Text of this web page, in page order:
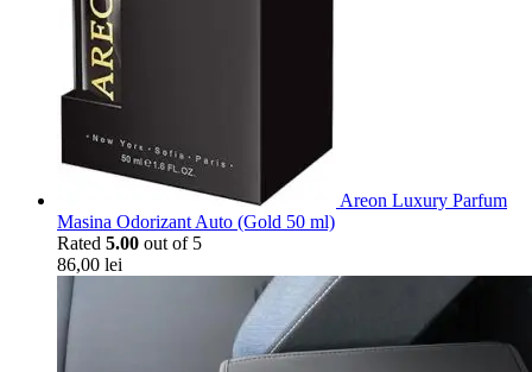
Areon Luxury Parfum
Masina Odorizant Auto (Gold 50 ml)
Rated 5.00 out of 5
86,00 lei